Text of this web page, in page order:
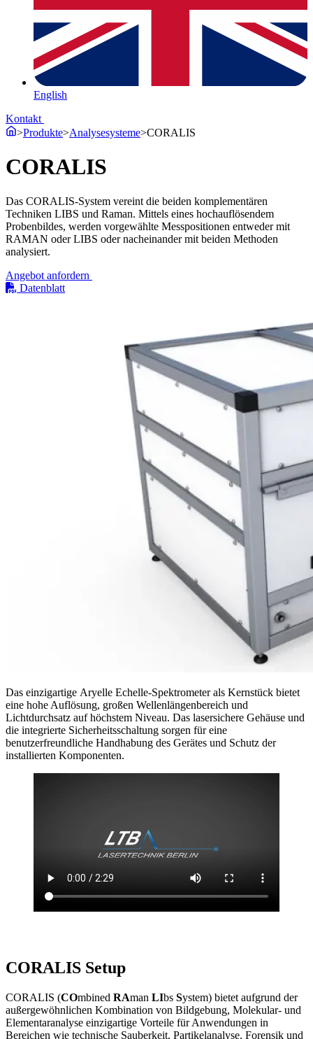
English
Kontakt
>Produkte>Analysesysteme>CORALIS
CORALIS
Das CORALIS-System vereint die beiden komplementären
Techniken LIBS und Raman. Mittels eines hochauflösendem
Probenbildes, werden vorgewählte Messpositionen entweder mit
RAMAN oder LIBS oder nacheinander mit beiden Methoden
analysiert.
Angebot anfordern
Datenblatt
Das einzigartige Aryelle Echelle-Spektrometer als Kernstück bietet
eine hohe Auflösung, großen Wellenlängenbereich und
Lichtdurchsatz auf höchstem Niveau. Das lasersichere Gehäuse und
die integrierte Sicherheitsschaltung sorgen für eine
benutzerfreundliche Handhabung des Gerätes und Schutz der
installierten Komponenten.
CORALIS Setup
CORALIS (COmbined RAman LIbs System) bietet aufgrund der
außergewöhnlichen Kombination von Bildgebung, Molekular- und
Elementaranalyse einzigartige Vorteile für Anwendungen in
Bereichen wie technische Sauberkeit, Partikelanalyse, Forensik und